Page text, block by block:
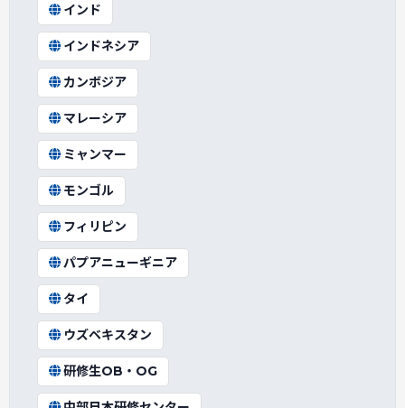
インド
インドネシア
カンボジア
マレーシア
ミャンマー
モンゴル
フィリピン
パプアニューギニア
タイ
ウズベキスタン
研修生OB・OG